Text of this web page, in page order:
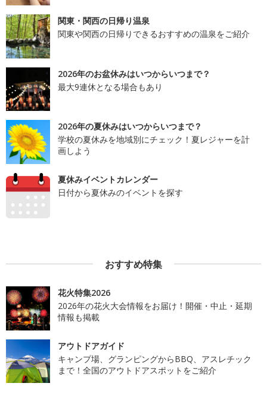
関東・関西の日帰り温泉
関東や関西の日帰りできるおすすめの温泉をご紹介
2026年のお盆休みはいつからいつまで？
最大9連休となる場合もあり
2026年の夏休みはいつからいつまで？
学校の夏休みを地域別にチェック！夏レジャーを計
画しよう
夏休みイベントカレンダー
日付から夏休みのイベントを探す
おすすめ特集
花火特集2026
2026年の花火大会情報をお届け！開催・中止・延期
情報も掲載
アウトドアガイド
キャンプ場、グランピングからBBQ、アスレチック
まで！全国のアウトドアスポットをご紹介